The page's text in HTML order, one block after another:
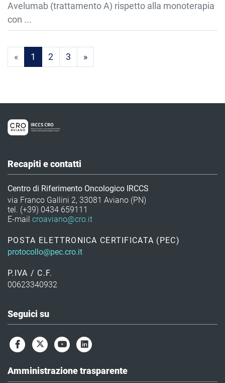
Avelumab (trattamento A) rispetto alla monoterapia
con ...
«Prima pagina
1 2 3 »Ultima pagina
Recapiti e contatti
Centro di Riferimento Oncologico IRCCS
via Franco Gallini 2, 33081 Aviano (PN)
tel. (+39) 0434 659111
E-mail croaviano@cro.it
POSTA ELETTRONICA CERTIFICATA (PEC)
protocollo@pec.cro.it
P.IVA / C.F.
00623340932
Seguici su
Amministrazione trasparente